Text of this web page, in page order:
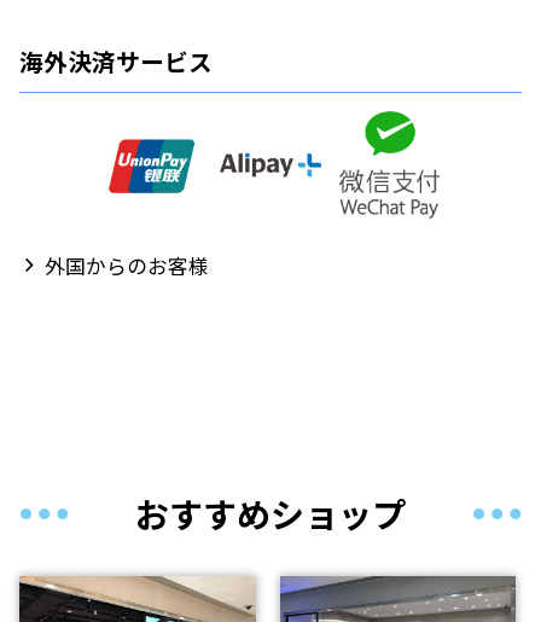
海外決済サービス
外国からのお客様
おすすめショップ